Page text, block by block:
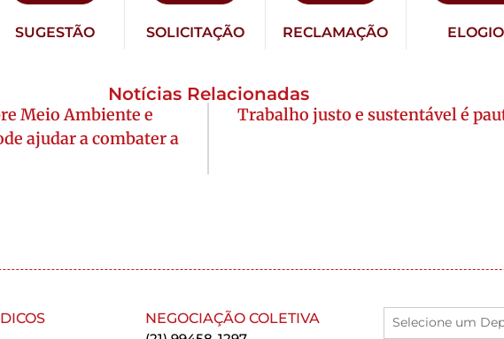
SUGESTÃO SOLICITAÇÃO RECLAMAÇÃO ELOGIO
Notícias Relacionadas
Meio Ambiente e
ajudar a combater a
Trabalho justo e sustentável é
NEGOCIAÇÃO COLETIVA